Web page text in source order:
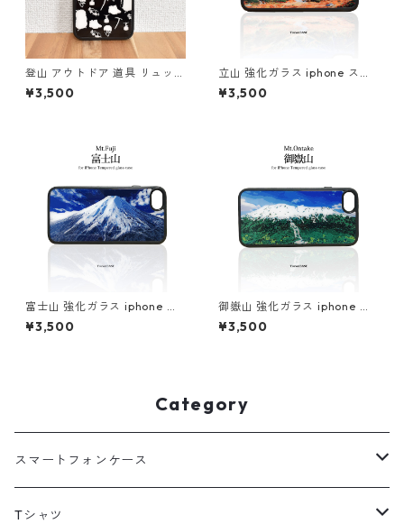
登山 アウトドア 道具 リュック
ランタン アイゼン ピッケル 山
iphone スマホケース スマホ
¥3,500
立山 強化ガラス iphone スマ
ホケース スマホカバーアウト
ドア 紅葉 雷鳥沢キャンプ場 登
¥3,500
富士山 強化ガラス iphone ス
マホケース スマホカバーアウ
トドア 登山 山 ブルー ネイビ
¥3,500
御嶽山 強化ガラス iphone ス
マホケース スマホカバー登山
山 アウトドア 北アルプス
¥3,500
Category
スマートフォンケース
海外
Tシャツ